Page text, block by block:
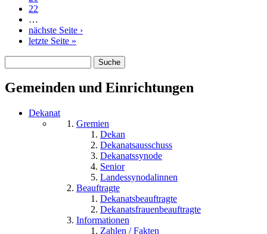
22
…
nächste Seite ›
letzte Seite »
Gemeinden und Einrichtungen
Dekanat
Gremien
Dekan
Dekanatsausschuss
Dekanatssynode
Senior
Landessynodalinnen
Beauftragte
Dekanatsbeauftragte
Dekanatsfrauenbeauftragte
Informationen
Zahlen / Fakten